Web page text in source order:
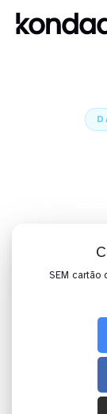
SEM cartão